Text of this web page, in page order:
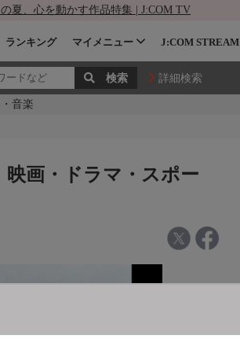
の夏、心を動かす作品特集 | J:COM TV
ランキング マイメニュー J:COM STREAM
詳細検索
音楽
画・ドラマ・スポー